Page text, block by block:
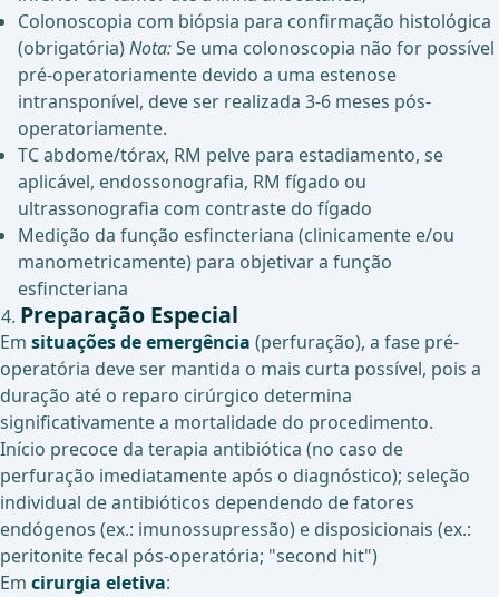
Colonoscopia com biópsia para confirmação histológica
(obrigatória)Nota:Se uma colonoscopia não for possível
pré-operatoriamente devido a uma estenose
intransponível, deve ser realizada 3-6 meses pós-
operatoriamente.
TC abdome/tórax, RM pelve para estadiamento, se
aplicável, endossonografia, RM fígado ou
ultrassonografia com contraste do fígado
Medição da função esfincteriana (clinicamente e/ou
manometricamente) para objetivar a função
esfincteriana
Preparação Especial
Em situações de emergência (perfuração), a fase pré-
operatória deve ser mantida o mais curta possível, pois a
duração até o reparo cirúrgico determina
significativamente a mortalidade do procedimento.
Início precoce da terapia antibiótica (no caso de
perfuração imediatamente após o diagnóstico); seleção
individual de antibióticos dependendo de fatores
endógenos (ex.: imunossupressão) e disposicionais (ex.:
peritonite fecal pós-operatória; "second hit")
Em cirurgia eletiva: